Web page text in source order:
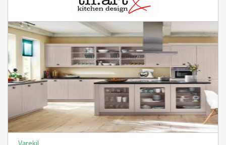
Varekil